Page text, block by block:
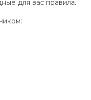
для вас правила.